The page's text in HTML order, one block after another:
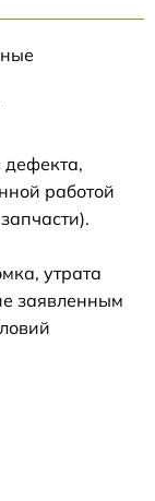
дефекта,
работой
утрата
заявленным